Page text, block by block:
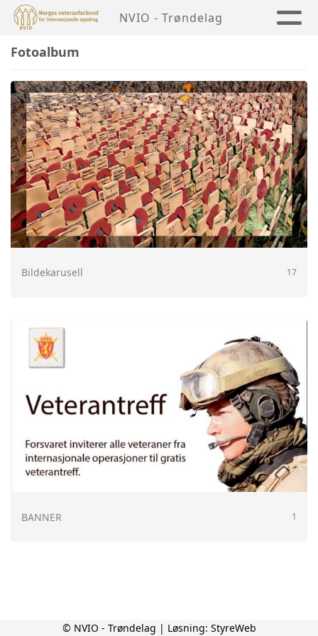
NVIO - Trøndelag
Fotoalbum
Bildekarusell 17
BANNER 1
© NVIO - Trøndelag | Løsning: StyreWeb